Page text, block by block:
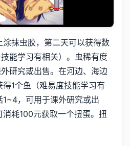
涂抹虫胶，第二天可以获得数
能学习有相关）。虫稀有度
研究或出售。 在河边、海边
1个鱼（难易度技能学习有
，可用于课外研究或出
耗100元获取一个扭蛋。扭